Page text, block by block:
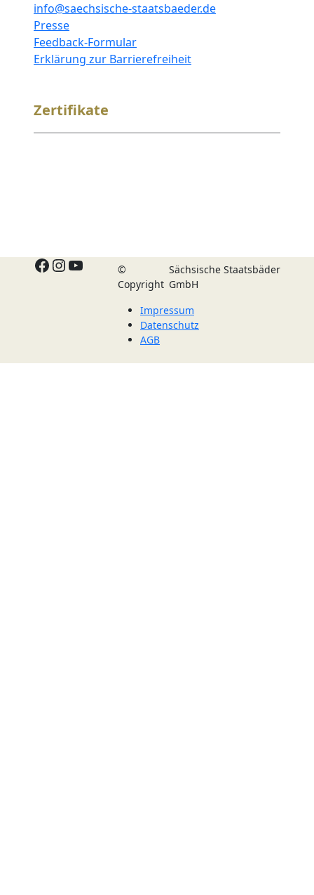
info@saechsische-staatsbaeder.de
Presse
Feedback-Formular
Erklärung zur Barrierefreiheit
Zertifikate
Facebook
Instagram
YouTube
©
Copyright
Sächsische Staatsbäder
GmbH
Impressum
Datenschutz
AGB